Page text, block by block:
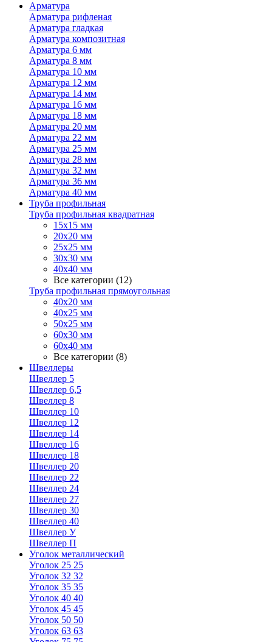
Арматура
Арматура рифленая
Арматура гладкая
Арматура композитная
Арматура 6 мм
Арматура 8 мм
Арматура 10 мм
Арматура 12 мм
Арматура 14 мм
Арматура 16 мм
Арматура 18 мм
Арматура 20 мм
Арматура 22 мм
Арматура 25 мм
Арматура 28 мм
Арматура 32 мм
Арматура 36 мм
Арматура 40 мм
Труба профильная
Труба профильная квадратная
15х15 мм
20х20 мм
25х25 мм
30х30 мм
40х40 мм
Все категории (12)
Труба профильная прямоугольная
40х20 мм
40х25 мм
50х25 мм
60х30 мм
60х40 мм
Все категории (8)
Швеллеры
Швеллер 5
Швеллер 6,5
Швеллер 8
Швеллер 10
Швеллер 12
Швеллер 14
Швеллер 16
Швеллер 18
Швеллер 20
Швеллер 22
Швеллер 24
Швеллер 27
Швеллер 30
Швеллер 40
Швеллер У
Швеллер П
Уголок металлический
Уголок 25 25
Уголок 32 32
Уголок 35 35
Уголок 40 40
Уголок 45 45
Уголок 50 50
Уголок 63 63